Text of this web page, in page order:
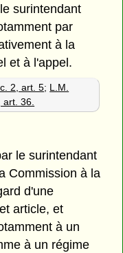
surintendant
par
à la
et à l'appel.
2, art. 5; L.M.
36.
le surintendant
Commission à la
d'une
article, et
à un
à un régime